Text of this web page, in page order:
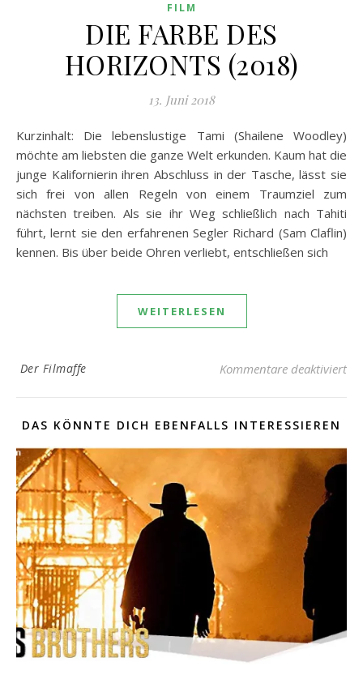
FILM
DIE FARBE DES
HORIZONTS (2018)
13. Juni 2018
Kurzinhalt: Die lebenslustige Tami (Shailene Woodley)
möchte am liebsten die ganze Welt erkunden. Kaum hat die
junge Kalifornierin ihren Abschluss in der Tasche, lässt sie
sich frei von allen Regeln von einem Traumziel zum
nächsten treiben. Als sie ihr Weg schließlich nach Tahiti
führt, lernt sie den erfahrenen Segler Richard (Sam Claflin)
kennen. Bis über beide Ohren verliebt, entschließen sich
WEITERLESEN
Der Filmaffe Kommentare deaktiviertfür
DAS KÖNNTE DICH EBENFALLS INTERESSIEREN